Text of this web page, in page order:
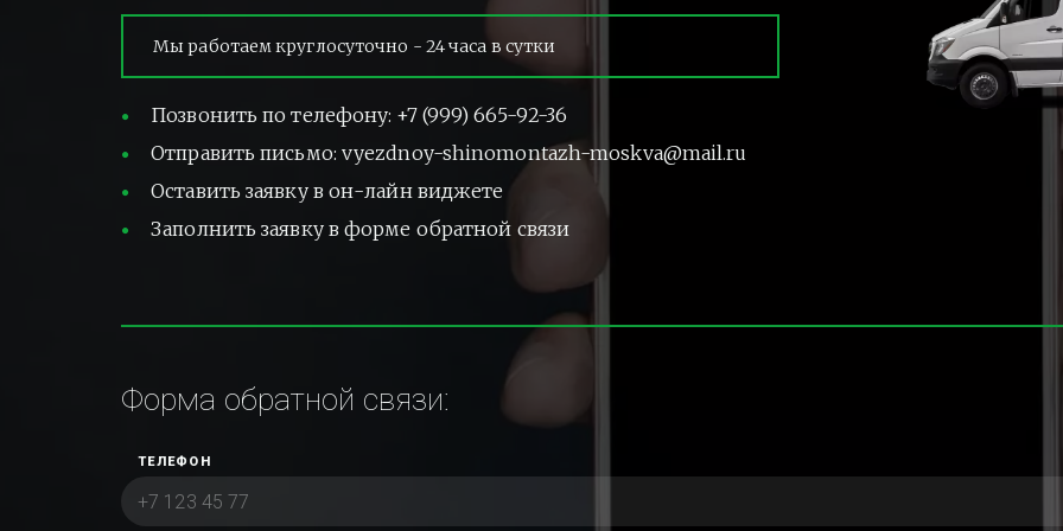
Мы работаем круглосуточно - 24 часа в сутки
Позвонить по телефону: +7 (999) 665-92-36
Отправить письмо: vyezdnoy-shinomontazh-moskva@mail.ru
Оставить заявку в он-лайн виджете
Заполнить заявку в форме обратной связи
Форма обратной связи:
ТЕЛЕФОН